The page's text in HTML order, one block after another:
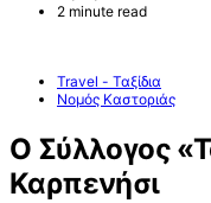
2 minute read
Travel - Ταξίδια
Νομός Καστοριάς
Ο Σύλλογος
Καρπενήσι